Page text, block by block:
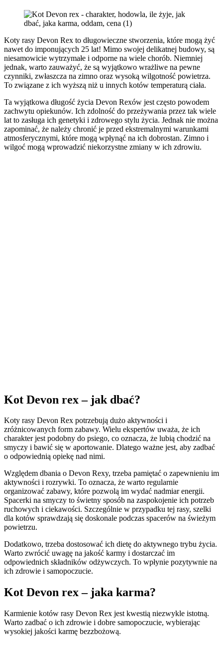
Koty rasy Devon Rex to długowieczne stworzenia, które mogą żyć
nawet do imponujących 25 lat! Mimo swojej delikatnej budowy, są
niesamowicie wytrzymałe i odporne na wiele chorób. Niemniej
jednak, warto zauważyć, że są wyjątkowo wrażliwe na pewne
czynniki, zwłaszcza na zimno oraz wysoką wilgotność powietrza.
To związane z ich wyższą niż u innych kotów temperaturą ciała.
Ta wyjątkowa długość życia Devon Rexów jest często powodem
zachwytu opiekunów. Ich zdolność do przeżywania przez tak wiele
lat to zasługa ich genetyki i zdrowego stylu życia. Jednak nie można
zapominać, że należy chronić je przed ekstremalnymi warunkami
atmosferycznymi, które mogą wpłynąć na ich dobrostan. Zimno i
wilgoć mogą wprowadzić niekorzystne zmiany w ich zdrowiu.
Kot Devon rex – jak dbać?
Koty rasy Devon Rex potrzebują dużo aktywności i
zróżnicowanych form zabawy. Wielu ekspertów uważa, że ich
charakter jest podobny do psiego, co oznacza, że lubią chodzić na
smyczy i bawić się w aportowanie. Dlatego ważne jest, aby zadbać
o odpowiednią opiekę nad nimi.
Względem dbania o Devon Rexy, trzeba pamiętać o zapewnieniu im
aktywności i rozrywki. To oznacza, że warto regularnie
organizować zabawy, które pozwolą im wydać nadmiar energii.
Spacerki na smyczy to świetny sposób na zaspokojenie ich potrzeb
ruchowych i ciekawości. Szczególnie w przypadku tej rasy, szelki
dla kotów sprawdzają się doskonale podczas spacerów na świeżym
powietrzu.
Dodatkowo, trzeba dostosować ich dietę do aktywnego trybu życia.
Warto zwrócić uwagę na jakość karmy i dostarczać im
odpowiednich składników odżywczych. To wpłynie pozytywnie na
ich zdrowie i samopoczucie.
Kot Devon rex – jaka karma?
Karmienie kotów rasy Devon Rex jest kwestią niezwykle istotną.
Warto zadbać o ich zdrowie i dobre samopoczucie, wybierając
wysokiej jakości karmę bezzbożową.